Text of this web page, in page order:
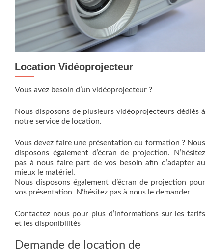
Location Vidéoprojecteur
Vous avez besoin d’un vidéoprojecteur ?
Nous disposons de plusieurs vidéoprojecteurs dédiés à
notre service de location.
Vous devez faire une présentation ou formation ? Nous
disposons également d’écran de projection. N’hésitez
pas à nous faire part de vos besoin afin d’adapter au
mieux le matériel.
Nous disposons également d’écran de projection pour
vos présentation. N’hésitez pas à nous le demander.
Contactez nous pour plus d’informations sur les tarifs
et les disponibilités
Demande de location de